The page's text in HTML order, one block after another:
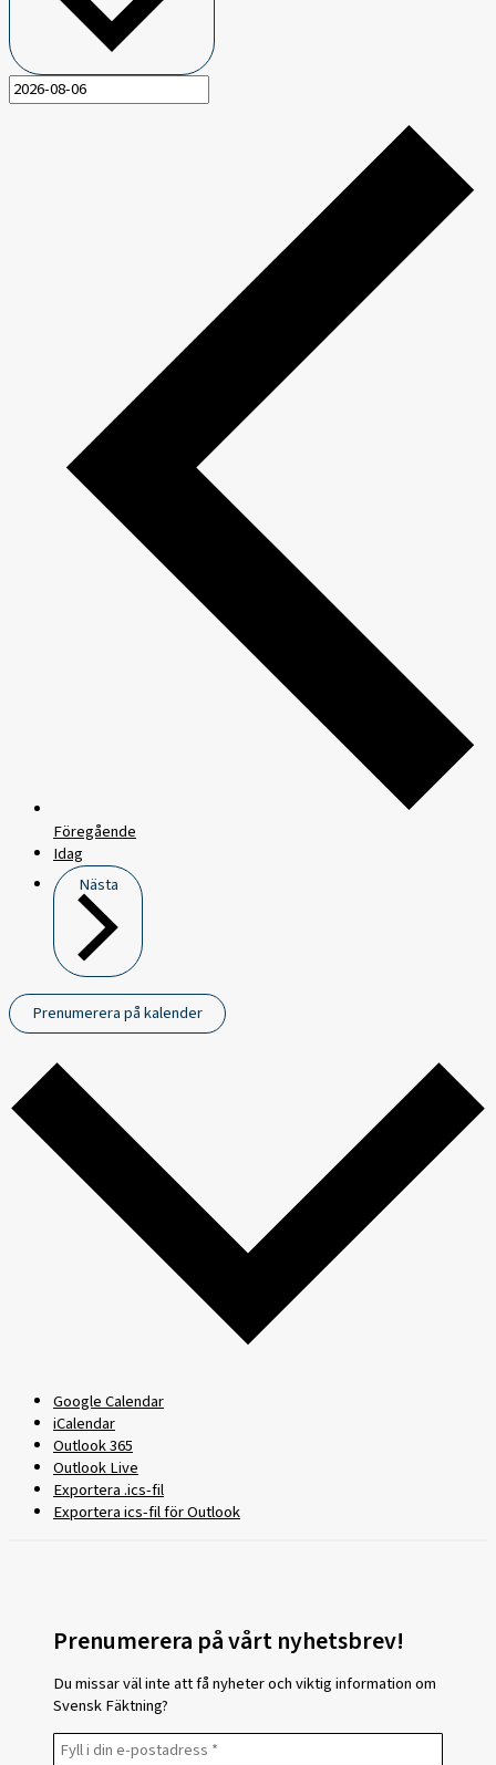
Föregående
Idag
Nästa
Prenumerera på kalender
Google Calendar
iCalendar
Outlook 365
Outlook Live
Exportera .ics-fil
Exportera ics-fil för Outlook
Prenumerera på vårt nyhetsbrev!
Du missar väl inte att få nyheter och viktig information om
Svensk Fäktning?